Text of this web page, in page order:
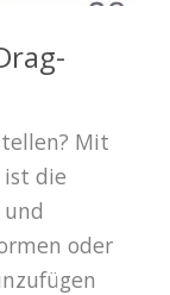
Mit
ist die
oder